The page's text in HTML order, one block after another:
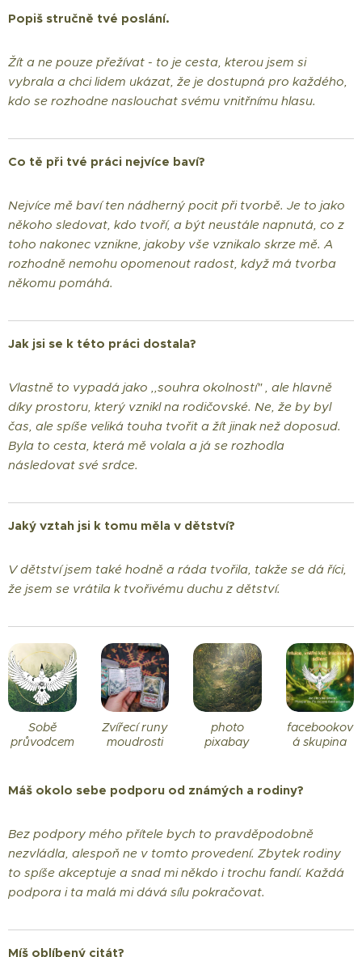
Popiš stručně tvé poslání.
Žít a ne pouze přežívat - to je cesta, kterou jsem si
vybrala a chci lidem ukázat, že je dostupná pro každého,
kdo se rozhodne naslouchat svému vnitřnímu hlasu.
Co tě při tvé práci nejvíce baví?
Nejvíce mě baví ten nádherný pocit při tvorbě. Je to jako
někoho sledovat, kdo tvoří, a být neustále napnutá, co z
toho nakonec vznikne, jakoby vše vznikalo skrze mě. A
rozhodně nemohu opomenout radost, když má tvorba
někomu pomáhá.
Jak jsi se k této práci dostala?
Vlastně to vypadá jako ,,souhra okolností" , ale hlavně
díky prostoru, který vznikl na rodičovské. Ne, že by byl
čas, ale spíše veliká touha tvořit a žít jinak než doposud.
Byla to cesta, která mě volala a já se rozhodla
následovat své srdce.
Jaký vztah jsi k tomu měla v dětství?
V dětství jsem také hodně a ráda tvořila, takže se dá říci,
že jsem se vrátila k tvořivému duchu z dětství.
Sobě
průvodcem
Zvířecí runy
moudrosti
photo
pixabay
facebookov
á skupina
Máš okolo sebe podporu od známých a rodiny?
Bez podpory mého přítele bych to pravděpodobně
nezvládla, alespoň ne v tomto provedení. Zbytek rodiny
to spíše akceptuje a snad mi někdo i trochu fandí. Každá
podpora i ta malá mi dává sílu pokračovat.
Míš oblíbený citát?